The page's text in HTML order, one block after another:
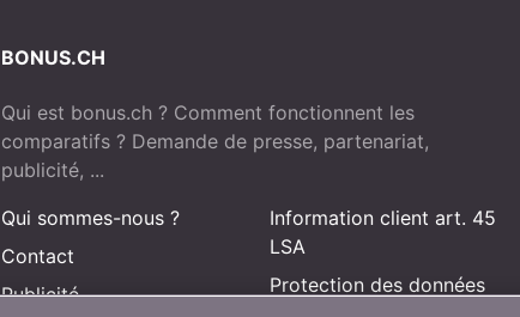
BONUS.CH
Qui est bonus.ch ? Comment fonctionnent les
comparatifs ? Demande de presse, partenariat,
publicité, ...
Qui sommes-nous ?
Contact
Publicité
Information client art. 45
LSA
Protection des données